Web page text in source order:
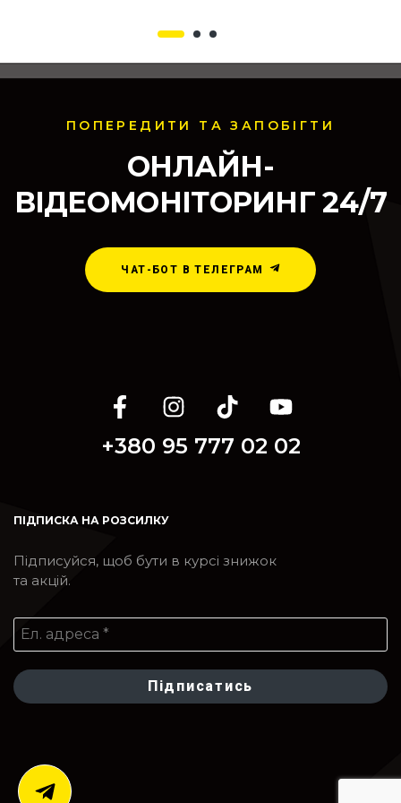
ПОПЕРЕДИТИ ТА ЗАПОБІГТИ
ОНЛАЙН-
ВІДЕОМОНІТОРИНГ 24/7
ЧАТ-БОТ В ТЕЛЕГРАМ
+380 95 777 02 02
ПІДПИСКА НА РОЗСИЛКУ
Підписуйся, щоб бути в курсі знижок
та акцій.